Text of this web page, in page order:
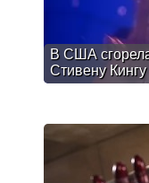
В США
Стивену Кингу